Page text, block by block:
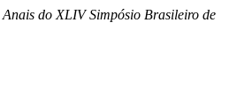
Anais do XLIV Simpósio Brasileiro de